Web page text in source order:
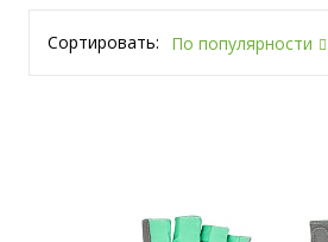
Сортировать: По популярности